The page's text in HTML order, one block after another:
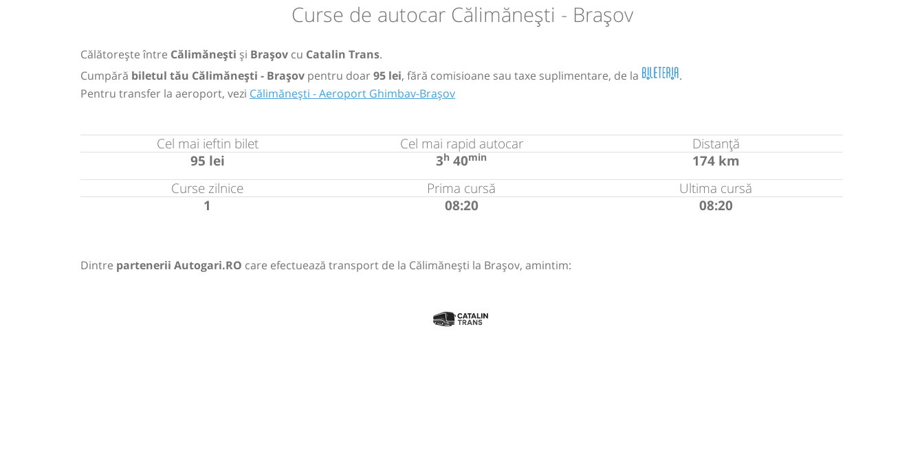
Curse de autocar Călimănești - Brașov
Călătorește între Călimănești și Brașov cu Catalin Trans.
Cumpără biletul tău Călimănești - Brașov pentru doar95 lei, fără comisioane sau taxe suplimentare, de la
.
Pentru transfer la aeroport, vezi Călimănești - Aeroport Ghimbav-Brașov
Cel mai ieftin bilet
95 lei
Cel mai rapid autocar
3h 40min
Distanță
174 km
Curse zilnice
1
Prima cursă
08:20
Ultima cursă
08:20
Dintre partenerii Autogari.RO care efectuează transport de la Călimănești la Brașov, amintim: